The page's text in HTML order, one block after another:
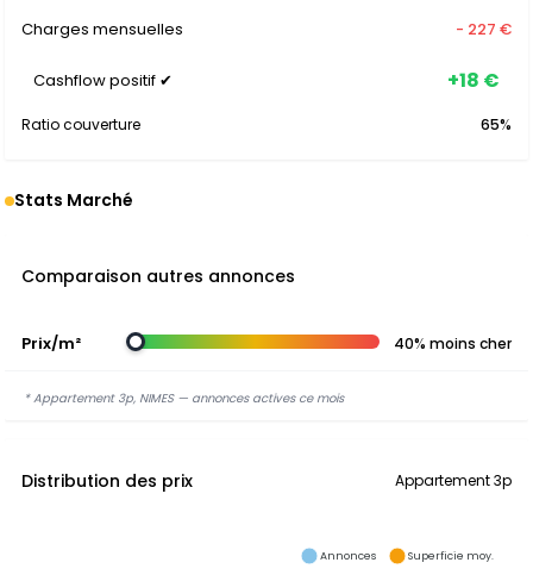
Charges mensuelles
- 227 €
Cashflow positif ✔ +18 €
Ratio couverture 65%
Stats Marché
Comparaison autres annonces
Prix/m² 40% moins cher
* Appartement 3p, NIMES — annonces actives ce mois
Distribution des prix Appartement 3p
Annonces Superficie moy.